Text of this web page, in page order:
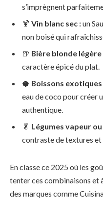
s’imprègnent
🍹 Vin blanc sec :un
non boisé qui
🍺 Bière blonde légère
caractère épicé du plat.
🥥 Boissons exotiques
eau de coco pour créer
authentique.
🥬 Légumes vapeur
contraste de textures et
En classe ce 2025 où les
tenter ces combinaisons et
des marques comme